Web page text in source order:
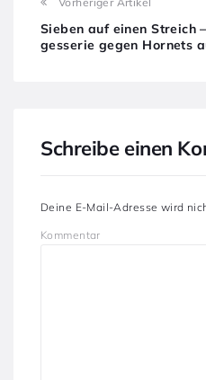
Sieben auf einen Streich
gesserie gegen Hornets
Schreibe einen
Deine E-Mail-Adresse wird
Kommentar